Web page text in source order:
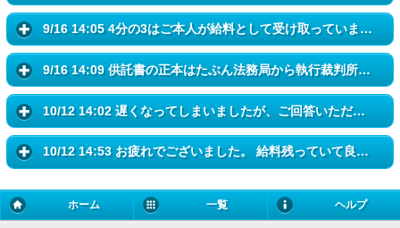
9/16 14:05 4分の3はご本人が給料として受け取っています。
9/16 14:09 供託書の正本はたぶん法務局から執行裁判所に郵送か何かで行...
10/12 14:02 遅くなってしまいましたが、ご回答いただいた皆様 ありがとう...
10/12 14:53 お疲れでございました。 給料残っていて良かったです。少し心...
ホーム 一覧 ヘルプ